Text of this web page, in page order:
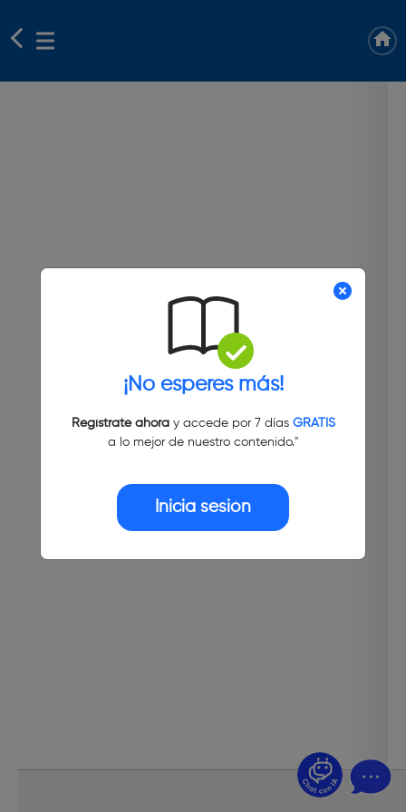
¡No esperes más!
Regístrate ahoray accede por 7 días GRATIS
a lo mejor de nuestro contenido."
Inicia sesión